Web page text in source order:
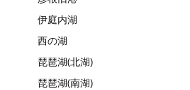
伊庭内湖
西の湖
琵琶湖(北湖)
琵琶湖(南湖)